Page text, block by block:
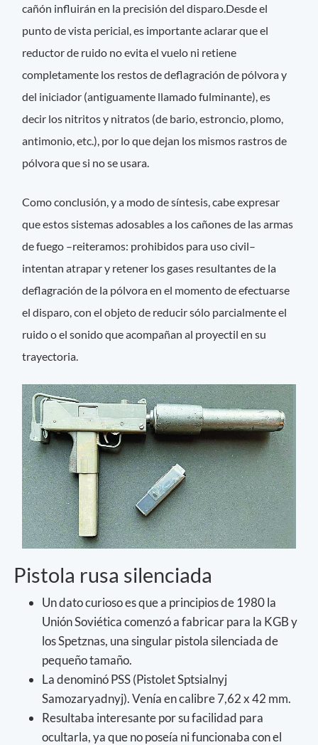
cañón influirán en la precisión del disparo.Desde el
punto de vista pericial, es importante aclarar que el
reductor de ruido no evita el vuelo ni retiene
completamente los restos de deflagración de pólvora y
del iniciador (antiguamente llamado fulminante), es
decir los nitritos y nitratos (de bario, estroncio, plomo,
antimonio, etc.), por lo que dejan los mismos rastros de
pólvora que si no se usara.
Como conclusión, y a modo de síntesis, cabe expresar
que estos sistemas adosables a los cañones de las armas
de fuego –reiteramos: prohibidos para uso civil–
intentan atrapar y retener los gases resultantes de la
deflagración de la pólvora en el momento de efectuarse
el disparo, con el objeto de reducir sólo parcialmente el
ruido o el sonido que acompañan al proyectil en su
trayectoria.
Pistola rusa silenciada
Un dato curioso es que a principios de 1980 la
Unión Soviética comenzó a fabricar para la KGB y
los Spetznas, una singular pistola silenciada de
pequeño tamaño.
La denominó PSS (Pistolet Sptsialnyj
Samozaryadnyj). Venía en calibre 7,62 x 42 mm.
Resultaba interesante por su facilidad para
ocultarla, ya que no poseía ni funcionaba con el